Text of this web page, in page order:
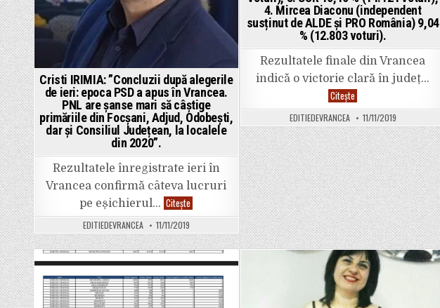
când
aducea
procesele
verbale
de
la
alegeri
la
Focșani!
Cristi IRIMIA: ”Concluzii după alegerile
de ieri: epoca PSD a apus în Vrancea.
PNL are șanse mari să câștige
primăriile din Focșani, Adjud, Odobești,
dar și Consiliul Județean, la localele
din 2020”.
Rezultatele înregistrate ieri în
Vrancea confirmă câteva lucruri
pe eșichierul… Citește
IRIMIA:
”Concluzii
alegerile
de
ieri:
epoca
PSD
a
apus
în
EDITIEDEVRANCEA 11/11/2019
4. Mircea Diaconu (independent
susținut de ALDE și PRO România) 9,04
% (12.803 voturi).
Rezultatele finale din Vrancea
indică o victorie clară în județ…
Citește
FINALE
în
Vrancea.
Alegeri
prezidențiale
2019.
1.
PNL
40,70%
(57.358
voturi),
2.
PSD
28,20
%
(39.781
voturi),
3.
USR
10,10
%
(14.124
voturi),
EDITIEDEVRANCEA 11/11/2019
Posted
in
Posted
in